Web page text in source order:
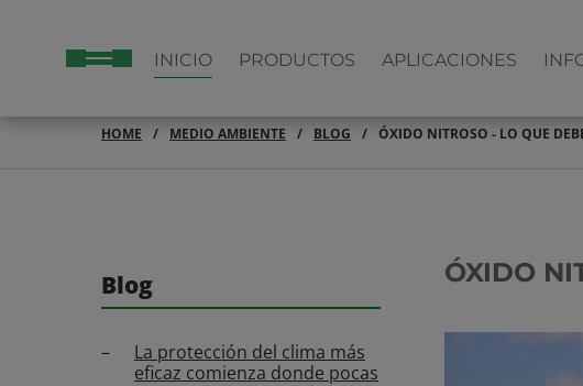
INICIO PRODUCTOS APLICACIONES
HOME MEDIO AMBIENTE BLOG ÓXIDO NITROSO - LO QUE
Blog
La protección del clima más
eficaz comienza donde pocas
ÓXIDO